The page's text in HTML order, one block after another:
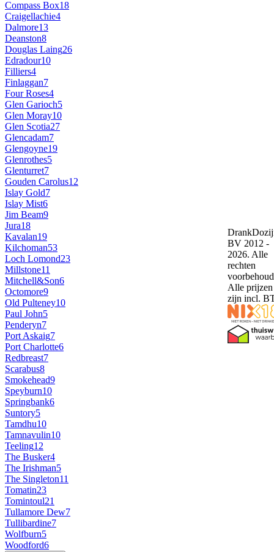
Compass Box18
Craigellachie4
Dalmore13
Deanston8
Douglas Laing26
Edradour10
Filliers4
Finlaggan7
Four Roses4
Glen Garioch5
Glen Moray10
Glen Scotia27
Glencadam7
Glengoyne19
Glenrothes5
Glenturret7
Gouden Carolus12
Islay Gold7
Islay Mist6
Jim Beam9
Jura18
Kavalan19
Kilchoman53
Loch Lomond23
Millstone11
Mitchell&Son6
Octomore9
Old Pulteney10
Paul John5
Penderyn7
Port Askaig7
Port Charlotte6
Redbreast7
Scarabus8
Smokehead9
Speyburn10
Springbank6
Suntory5
Tamdhu10
Tamnavulin10
Teeling12
The Busker4
The Irishman5
The Singleton11
Tomatin23
Tomintoul21
Tullamore Dew7
Tullibardine7
Wolfburn5
Woodford6
BV 2012 -
2026. Alle
rechten
Alle prijzen
zijn incl.